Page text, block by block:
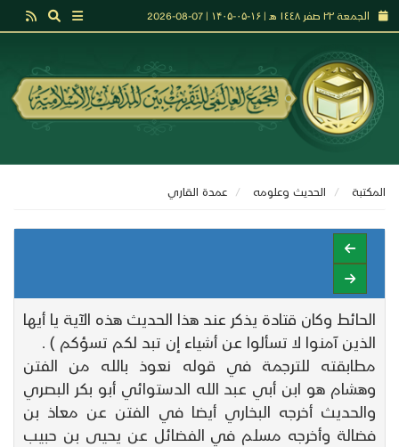
الجمعة ٢٢ صفر ١٤٤٨ هـ | ۱۶-۰۵-۱۴۰۵ | 07-08-2026
المكتبة الحديث وعلومه عمدة القاري
الحائط وكان قتادة يذكر عند هذا الحديث هذه الآية يا أيها
الذين آمنوا لا تسألوا عن أشياء إن تبد لكم تسؤكم ) .
مطابقته للترجمة في قوله نعوذ بالله من الفتن
وهشام هو ابن أبي عبد الله الدستوائي أبو بكر البصري
والحديث أخرجه البخاري أيضا في الفتن عن معاذ بن
فضالة وأخرجه مسلم في الفضائل عن يحيى بن حبيب